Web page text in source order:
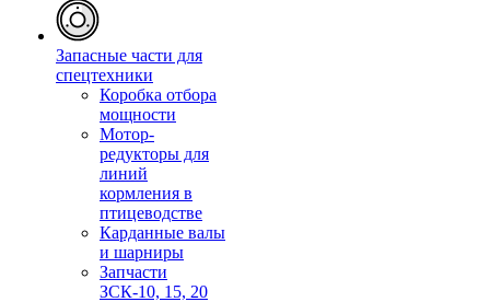
Запасные части для
спецтехники
Коробка отбора
мощности
Мотор-
редукторы для
линий
кормления в
птицеводстве
Карданные валы
и шарниры
Запчасти
ЗСК-10, 15, 20